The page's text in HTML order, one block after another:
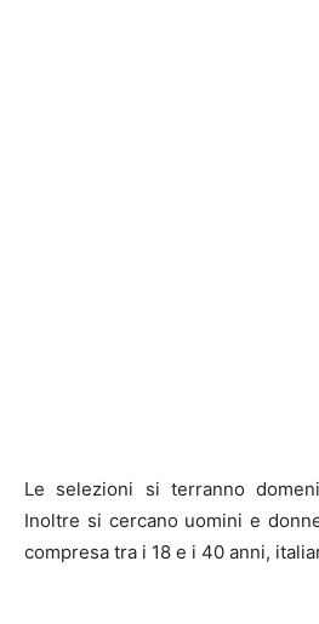
Le selezioni si terranno
Inoltre si cercano uomini e
compresa tra i 18 e i 40 anni,